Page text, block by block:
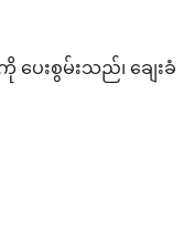
ေးစွမ်းသည်၊ ချေးခံ